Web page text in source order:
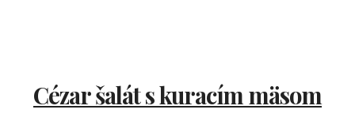
Cézar šalát s kuracím mäsom